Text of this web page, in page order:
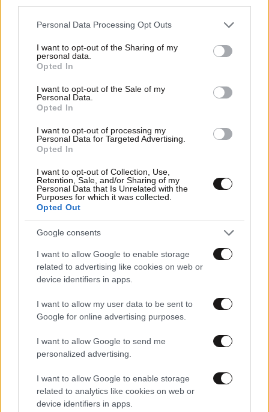
Please note that this website/app uses one or more Google
not limited to your visit or usage behaviour. You may click to
grant or deny consent to Google and its third-party tags to
use your data for below specified purposes in below Google
consent section.
Personal Data Processing Opt Outs
I want to opt-out of the Sharing of my
personal data.
Opted In
I want to opt-out of the Sale of my
Personal Data.
Opted In
I want to opt-out of processing my
Personal Data for Targeted Advertising.
Opted In
I want to opt-out of Collection, Use,
Retention, Sale, and/or Sharing of my
Personal Data that Is Unrelated with the
Purposes for which it was collected.
Opted Out
Google consents
I want to allow Google to enable storage
related to advertising like cookies on web or
device identifiers in apps.
I want to allow my user data to be sent to
Google for online advertising purposes.
I want to allow Google to send me
personalized advertising.
I want to allow Google to enable storage
related to analytics like cookies on web or
device identifiers in apps.
Σταρ του TikTok πέθανε ξαφνικά στα 30 της, υπέφερε
επί μήνες από ημικρανίες
22·11·2021 11:39
Είναι η χορτοφαγία το ιδανικό φάρμακο για τις
ημικρανίες;